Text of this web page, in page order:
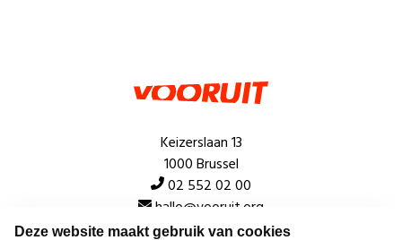
Deze website maakt gebruik van cookies
Keizerslaan 13
1000 Brussel
02 552 02 00
hallo@vooruit.org